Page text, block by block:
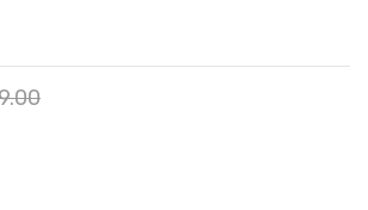
Original
Current